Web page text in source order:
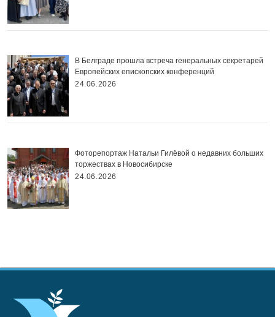
В Белграде прошла встреча генеральных секретарей
Европейских епископских конференций
24.06.2026
Фоторепортаж Натальи Гилёвой о недавних больших
торжествах в Новосибирске
24.06.2026